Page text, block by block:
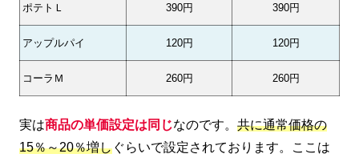
ポテトＬ 390円 390円
アップルパイ 120円 120円
コーラＭ 260円 260円
実は商品の単価設定は同じなのです。 共に通常価格の
15％～20％増しぐらいで設定されております。ここは